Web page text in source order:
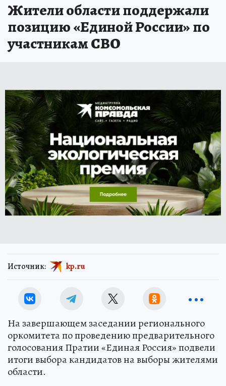
Жители области поддержали
позицию «Единой России» по
участникам СВО
Источник: kp.ru
На завершающем заседании регионального
оркомитета по проведению предварительного
голосования Пратии «Единая Россия» подвели
итоги выбора кандидатов на выборы жителями
области.